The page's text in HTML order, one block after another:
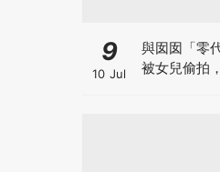
9
10 Jul
與囡囡「零
被女兒偷拍